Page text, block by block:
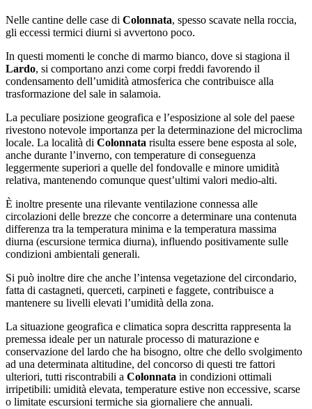
Nelle cantine delle case di Colonnata, spesso scavate nella roccia,
gli eccessi termici diurni si avvertono poco.
In questi momenti le conche di marmo bianco, dove si stagiona il
Lardo, si comportano anzi come corpi freddi favorendo il
condensamento dell’umidità atmosferica che contribuisce alla
trasformazione del sale in salamoia.
La peculiare posizione geografica e l’esposizione al sole del paese
rivestono notevole importanza per la determinazione del microclima
locale. La località di Colonnata risulta essere bene esposta al sole,
anche durante l’inverno, con temperature di conseguenza
leggermente superiori a quelle del fondovalle e minore umidità
relativa, mantenendo comunque quest’ultimi valori medio-alti.
È inoltre presente una rilevante ventilazione connessa alle
circolazioni delle brezze che concorre a determinare una contenuta
differenza tra la temperatura minima e la temperatura massima
diurna (escursione termica diurna), influendo positivamente sulle
condizioni ambientali generali.
Si può inoltre dire che anche l’intensa vegetazione del circondario,
fatta di castagneti, querceti, carpineti e faggete, contribuisce a
mantenere su livelli elevati l’umidità della zona.
La situazione geografica e climatica sopra descritta rappresenta la
premessa ideale per un naturale processo di maturazione e
conservazione del lardo che ha bisogno, oltre che dello svolgimento
ad una determinata altitudine, del concorso di questi tre fattori
ulteriori, tutti riscontrabili a Colonnata in condizioni ottimali
irripetibili: umidità elevata, temperature estive non eccessive, scarse
o limitate escursioni termiche sia giornaliere che annuali.